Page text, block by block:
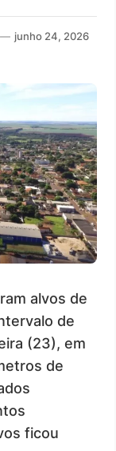
— junho 24, 2026
alvos de
de
(23), em
de
ficou